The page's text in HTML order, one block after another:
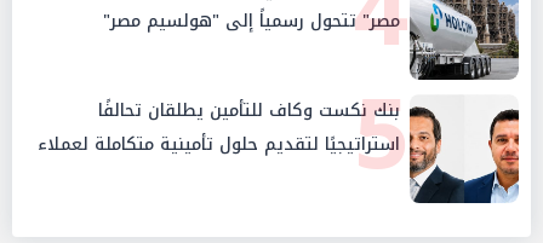
مصر" تتحول رسمياً إلى "هولسيم مصر"
5
بنك نكست وكاف للتأمين يطلقان تحالفًا
استراتيجيًا لتقديم حلول تأمينية متكاملة لعملاء
البنك